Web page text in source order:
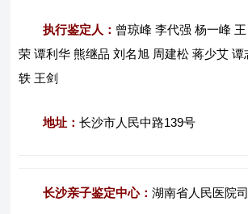
执行鉴定人： 曾琼峰 李代强 杨一峰
荣 谭利华 熊继品 刘名旭 周建松 蒋少艾
轶 王剑
地址：长沙市人民中路139号
长沙亲子鉴定中心：湖南省人民医院